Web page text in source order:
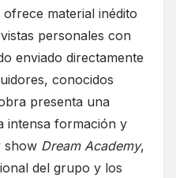
material inédito
personales con
enviado directamente
conocidos
presenta una
intensa formación y
show Dream Academy,
del grupo y los